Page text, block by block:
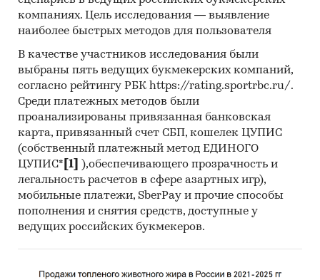
компаниях. Цель исследования — выявление
наиболее быстрых методов для пользователя
В качестве участников исследования были
выбраны пять ведущих букмекерских компаний,
согласно рейтингу РБК https://rating.sportrbc.ru/.
Среди платежных методов были
проанализированы привязанная банковская
карта, привязанный счет СБП, кошелек ЦУПИС
(собственный платежный метод ЕДИНОГО
ЦУПИС* [1]
),обеспечивающего прозрачность и
легальность расчетов в сфере азартных игр),
мобильные платежи, SberPay и прочие способы
пополнения и снятия средств, доступные у
ведущих российских букмекеров.